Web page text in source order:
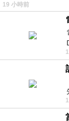
19 小時前